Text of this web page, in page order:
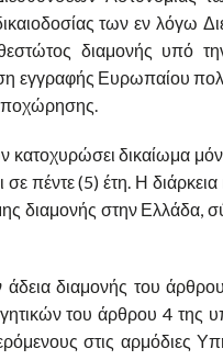
των εν λόγω
διαμονής υπό
εγγραφής Ευρωπαίου
κατοχυρώσει δικαίωμα
πέντε (5) έτη. Η διάρκεια
διαμονής στην Ελλάδα,
άδεια διαμονής του
του άρθρου 4 της
στις αρμόδιες